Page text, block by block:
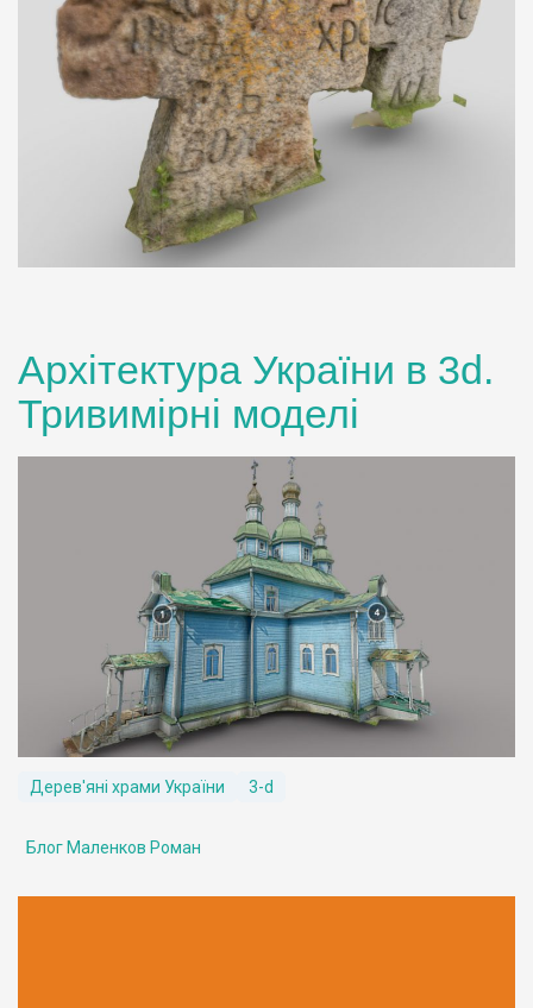
Архітектура України в 3d.
Тривимірні моделі
Дерев'яні храми України 3-d
Блог Маленков Роман